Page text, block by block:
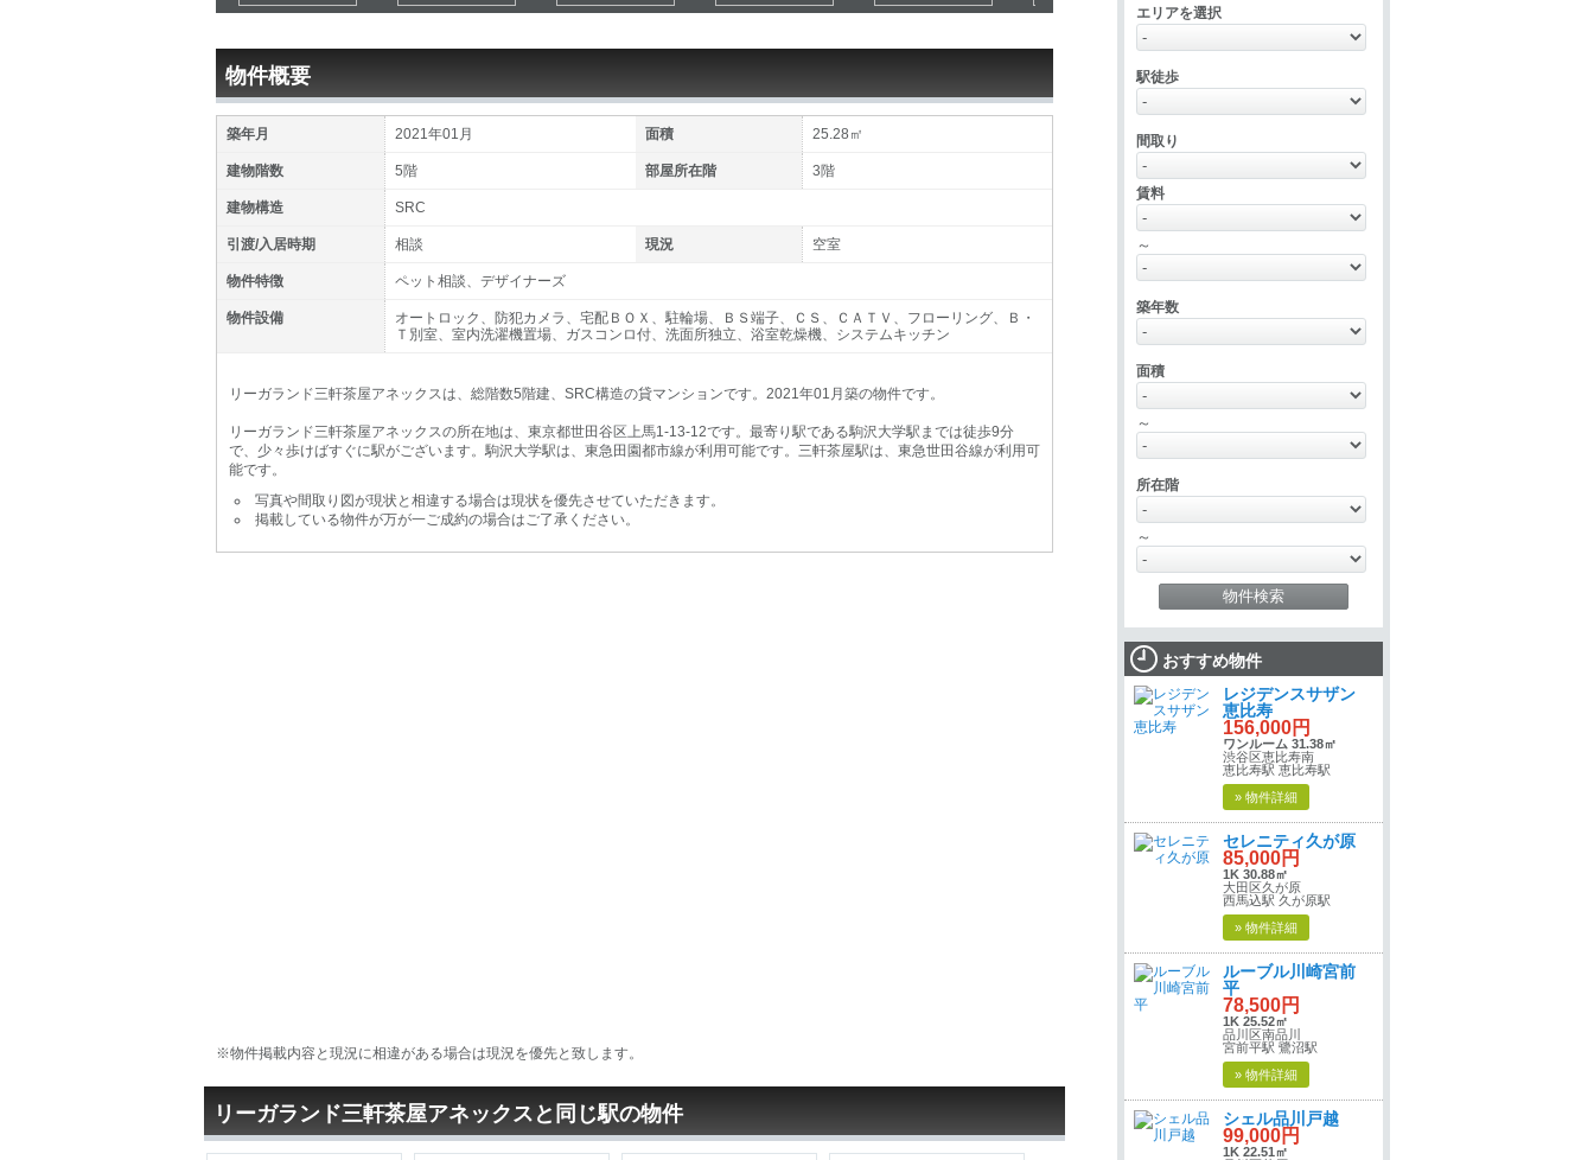
物件概要
築年月 2021年01月 面積 25.28㎡
建物階数 5階 部屋所在階 3階
建物構造 SRC
引渡/入居時期 相談 現況 空室
物件特徴 ペット相談、デザイナーズ
物件設備
オートロック、防犯カメラ、宅配ＢＯＸ、駐輪場、ＢＳ端子、ＣＳ、ＣＡＴＶ、フローリング、Ｂ・
Ｔ別室、室内洗濯機置場、ガスコンロ付、洗面所独立、浴室乾燥機、システムキッチン
リーガランド三軒茶屋アネックスは、総階数5階建、SRC構造の貸マンションです。2021年01月築の物件です。
リーガランド三軒茶屋アネックスの所在地は、東京都世田谷区上馬1-13-12です。最寄り駅である駒沢大学駅までは徒歩9分
で、少々歩けばすぐに駅がございます。駒沢大学駅は、東急田園都市線が利用可能です。三軒茶屋駅は、東急世田谷線が利用可
能です。
写真や間取り図が現状と相違する場合は現状を優先させていただきます。
掲載している物件が万が一ご成約の場合はご了承ください。
※物件掲載内容と現況に相違がある場合は現況を優先と致します。
リーガランド三軒茶屋アネックスと同じ駅の物件
エリアを選択
駅徒歩
間取り
賃料
～
築年数
面積
～
所在階
～
おすすめ物件
レジデンスサザン
恵比寿
156,000円
ワンルーム 31.38㎡
渋谷区恵比寿南
恵比寿駅 恵比寿駅
» 物件詳細
セレニティ久が原
85,000円
1K 30.88㎡
大田区久が原
西馬込駅 久が原駅
» 物件詳細
ルーブル川崎宮前
平
78,500円
1K 25.52㎡
品川区南品川
宮前平駅 鷺沼駅
» 物件詳細
シェル品川戸越
99,000円
1K 22.51㎡